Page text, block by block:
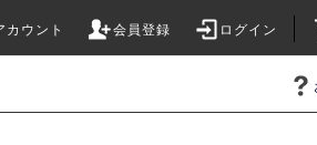
カウント 会員登録 ログイン